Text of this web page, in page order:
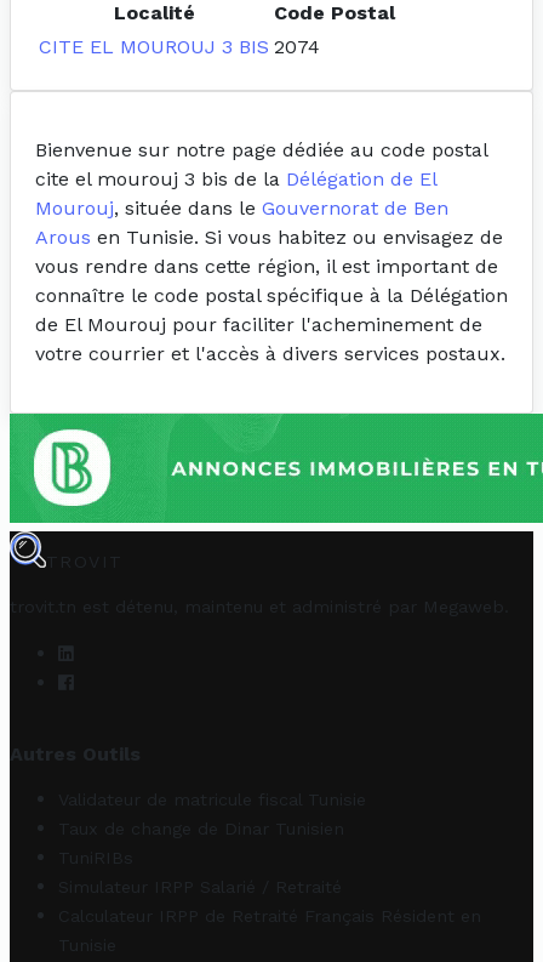
Localité
Code Postal
CITE EL MOUROUJ 3 BIS 2074
Bienvenue sur notre page dédiée au code postal
cite el mourouj 3 bis de la Délégation de El
Mourouj, située dans le Gouvernorat de Ben
Arous en Tunisie. Si vous habitez ou envisagez de
vous rendre dans cette région, il est important de
connaître le code postal spécifique à la Délégation
de El Mourouj pour faciliter l'acheminement de
votre courrier et l'accès à divers services postaux.
TROVIT
trovit.tn est détenu, maintenu et administré par Megaweb
Autres Outils
Validateur de matricule fiscal Tunisie
Taux de change de Dinar Tunisien
TuniRIBs
Simulateur IRPP Salarié / Retraité
Calculateur IRPP de Retraité Français Résident en
Tunisie